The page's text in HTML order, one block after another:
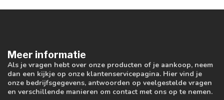
Meer informatie
Als je vragen hebt over onze producten of je aankoop, neem
dan een kijkje op onze klantenservicepagina. Hier vind je
onze bedrijfsgegevens, antwoorden op veelgestelde vragen
en verschillende manieren om contact met ons op te nemen.